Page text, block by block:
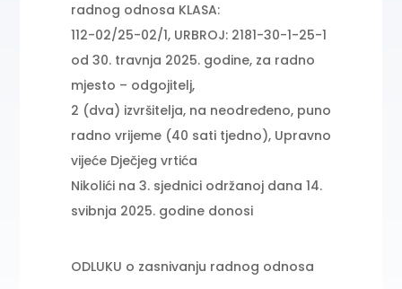
radnog odnosa KLASA:
112-02/25-02/1, URBROJ: 2181-30-1-25-1
od 30. travnja 2025. godine, za radno
mjesto – odgojitelj,
2 (dva) izvršitelja, na neodređeno, puno
radno vrijeme (40 sati tjedno), Upravno
vijeće Dječjeg vrtića
Nikolići na 3. sjednici održanoj dana 14.
svibnja 2025. godine donosi
ODLUKU o zasnivanju radnog odnosa